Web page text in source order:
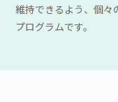
維持できるよう、個々
プログラムです。